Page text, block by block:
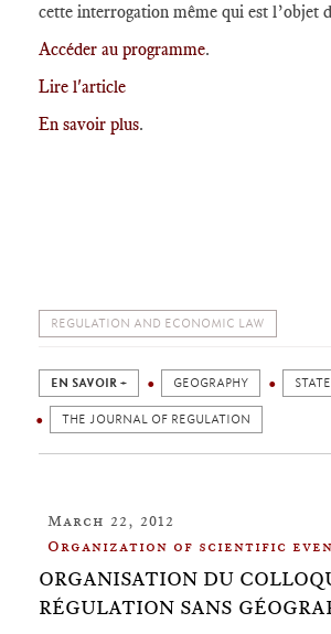
cette interrogation même qui est l’objet
Accéder au programme.
Lire l'article
En savoir plus.
REGULATION AND ECONOMIC LAW
EN SAVOIR + GEOGRAPHY STATE
THE JOURNAL OF REGULATION
March 22, 2012
Organization of scientific
ORGANISATION DU
RÉGULATION SANS